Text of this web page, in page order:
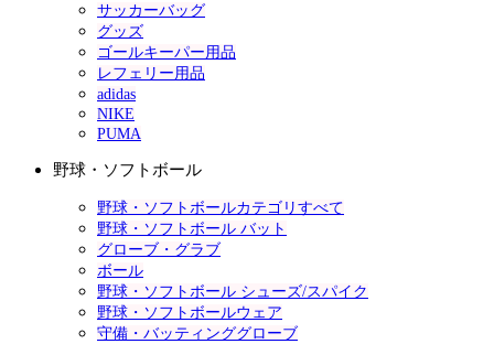
サッカーバッグ
グッズ
ゴールキーパー用品
レフェリー用品
adidas
NIKE
PUMA
野球・ソフトボール
野球・ソフトボールカテゴリすべて
野球・ソフトボール バット
グローブ・グラブ
ボール
野球・ソフトボール シューズ/スパイク
野球・ソフトボールウェア
守備・バッティンググローブ